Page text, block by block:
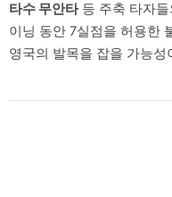
타수 무안타등 주축 타자들
이닝 동안 7실점을 허용한
영국의 발목을 잡을 가능성